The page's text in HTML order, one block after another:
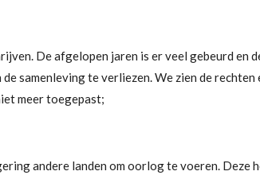
De afgelopen jaren is er veel gebeurd en
samenleving te verliezen. We zien de
meer toegepast;
andere landen om oorlog te voeren. Deze